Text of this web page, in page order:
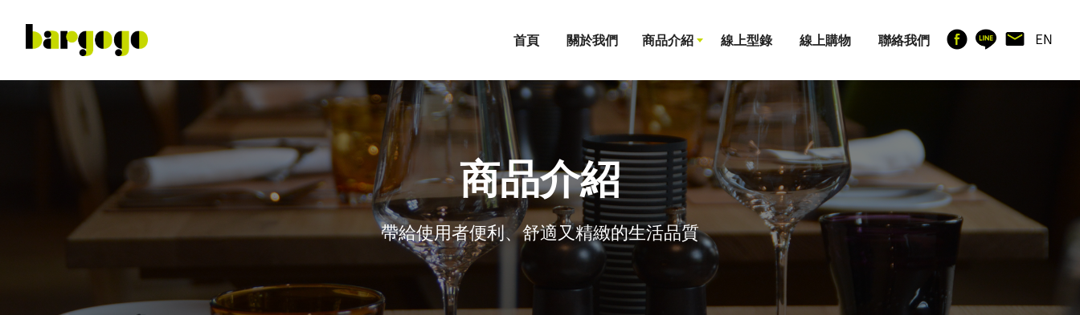
首頁 關於我們 商品介紹 線上型錄 線上購物 聯絡我們
精選產品 吧檯用具 廚房用具 其他產品
商品介紹
帶給使用者便利、舒適又精緻的生活品質